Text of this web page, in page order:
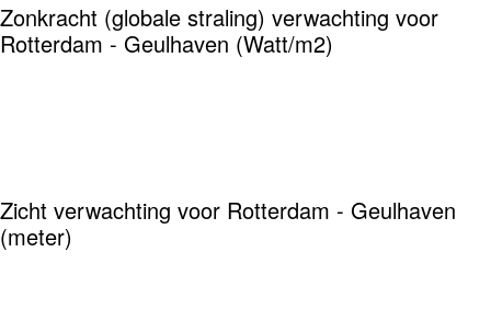
Zonkracht (globale straling) verwachting voor
Rotterdam - Geulhaven (Watt/m2)
Zicht verwachting voor Rotterdam - Geulhaven
(meter)